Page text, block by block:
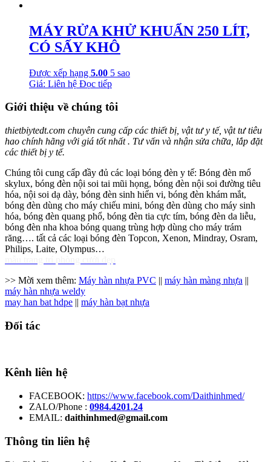
MÁY RỬA KHỬ KHUẨN 250 LÍT,
CÓ SẤY KHÔ
Được xếp hạng 5.00 5 sao
Giá: Liên hệ Đọc tiếp
Giới thiệu về chúng tôi
thietbiytedt.com chuyên cung cấp các thiết bị, vật tư y tế, vật tư tiêu
hao chính hãng với giá tốt nhất . Tư vấn và nhận sửa chữa, lắp đặt
các thiết bị y tế.
Chúng tôi cung cấp đầy đủ các loại bóng đèn y tế: Bóng đèn mổ
skylux, bóng đèn nội soi tai mũi họng, bóng đèn nội soi đường tiêu
hóa, nội soi dạ dày, bóng đèn sinh hiển vi, bóng đèn khám mắt,
bóng đèn dùng cho máy chiếu mini, bóng đèn dùng cho máy sinh
hóa, bóng đèn quang phổ, bóng đèn tia cực tím, bóng đèn da liễu,
bóng đèn nha khoa bóng quang trùng hợp dùng cho máy trám
răng…. tất cả các loại bóng đèn Topcon, Xenon, Mindray, Osram,
Philips, Laite, Olympus…
>> Mời xem thêm: Máy hàn nhựa PVC || máy hàn màng nhựa ||
máy hàn nhựa weldy
may han bat hdpe || máy hàn bạt nhựa
Đối tác
Kênh liên hệ
FACEBOOK: https://www.facebook.com/Daithinhmed/
ZALO/Phone : 0984.4201.24
EMAIL: daithinhmed@gmail.com
Thông tin liên hệ